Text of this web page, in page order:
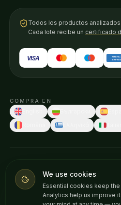
Todos los productos
Cada lote recibe un certificado
VISA
COMPRA EN
Estas declaraciones no han sido
sanitaria. Nuestros productos no
tratar, curar o prevenir ninguna
We use cookies
Essential cookies keep the
Analytics help us improve